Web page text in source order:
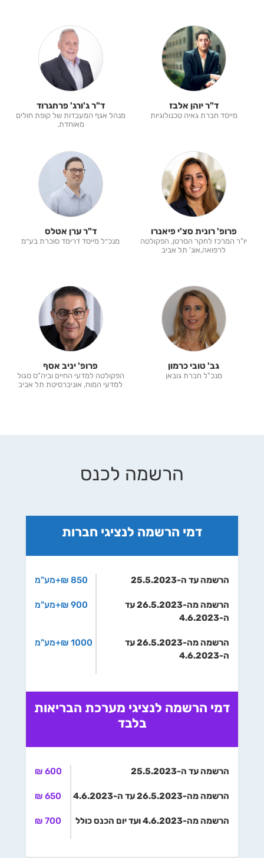
ד"ר יוהן אלבז
מייסד חברת גאיה טכנולוגיות
ד"ר ג'ורג' פרחגרוד
מנהל אגף המעבדות של קופת חולים
מאוחדת.
פרופ' רונית סצ'י פיאנרו
יו"ר המרכז לחקר הסרטן, הפקולטה
לרפואה,אונ' תל אביב
ד"ר ערן אטלס
מנכ״ל מייסד דרימד סוכרת בע״מ
גב' טובי כרמון
מנכ"ל חברת גובאן
פרופ' יניב אסף
הפקולטה למדעי החיים וביה"ס סגול
למדעי המוח, אוניברסיטת תל אביב
הרשמה לכנס
דמי הרשמה לנציגי חברות
הרשמה עד ה-25.5.2023 850 ₪+מע"מ
הרשמה מה-26.5.2023 עד
ה-4.6.2023
900 ₪+מע"מ
הרשמה מה-26.5.2023 עד
ה-4.6.2023
1000 ₪+מע"מ
דמי הרשמה לנציגי מערכת הבריאות
בלבד
הרשמה עד ה-25.5.2023 600 ₪
הרשמה מה-26.5.2023 עד ה-4.6.2023 650 ₪
הרשמה מה-4.6.2023 ועד יום הכנס כולל 700 ₪